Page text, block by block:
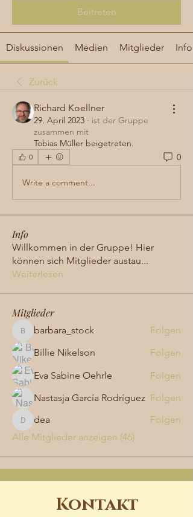
Beitreten
Diskussionen Medien Mitglieder Info
Zurück
Richard Koellner
29. April 2023 · ist der Gruppe
zusammen mit
Tobias Müller beigetreten.
0 0
Write a comment...
Info
Willkommen in der Gruppe! Hier
können sich Mitglieder austau...
Weiterlesen
Mitglieder
barbara_stock
barbara_stock
Folgen
Billie Nikelson
Folgen
Eva Sabine Oehrle
Folgen
Nastasja García Rodríguez Folgen
deadea
Folgen
Alle Mitglieder anzeigen (46)
Kontakt